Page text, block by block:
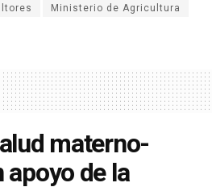
Ministerio de Agricultura
materno-
apoyo de la